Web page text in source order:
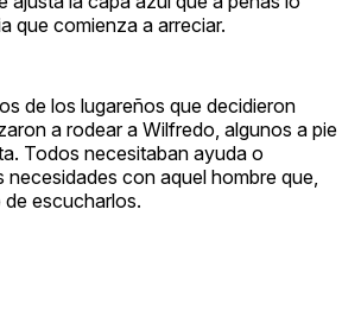
que comienza a arreciar.
de los lugareños que decidieron
a rodear a Wilfredo, algunos a pie
Todos necesitaban ayuda o
necesidades con aquel hombre que,
escucharlos.